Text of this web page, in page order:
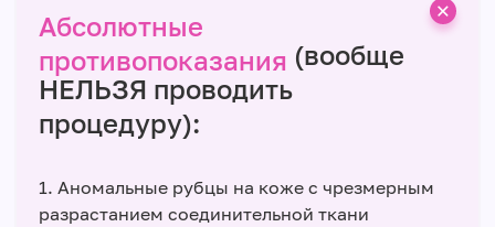
Абсолютные
противопоказания (вообще
НЕЛЬЗЯ проводить
процедуру):
1. Аномальные рубцы на коже с чрезмерным
разрастанием соединительной ткани